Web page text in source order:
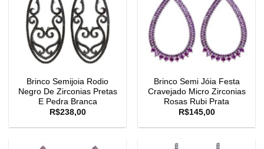
Brinco Semijoia Rodio
Negro De Zirconias Pretas
E Pedra Branca
R$238,00
Brinco Semi Jóia Festa
Cravejado Micro Zirconias
Rosas Rubi Prata
R$145,00